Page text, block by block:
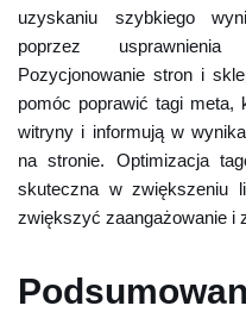
uzyskaniu szybkiego
poprzez
Pozycjonowanie stron i
pomóc poprawić tagi meta,
witryny i informują w
na stronie. Optimizacja
skuteczna w zwiększeniu
zwiększyć zaangażowanie i